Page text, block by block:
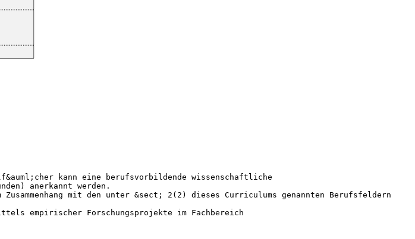
kann eine berufsvorbildende wissenschaftliche
anerkannt werden.
mit den unter &sect; 2(2) dieses Curriculums genannten Berufsfeldern
empirischer Forschungsprojekte im Fachbereich